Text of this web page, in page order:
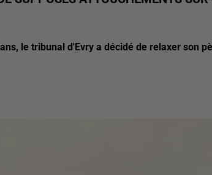
le tribunal d'Evry a décidé de relaxer son